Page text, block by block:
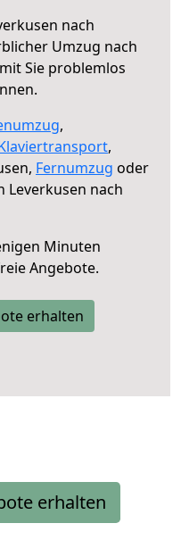
nach
Umzug nach
Sie problemlos
,
,
Fernumzug oder
Leverkusen nach
Minuten
Angebote.
erhalten
erhalten